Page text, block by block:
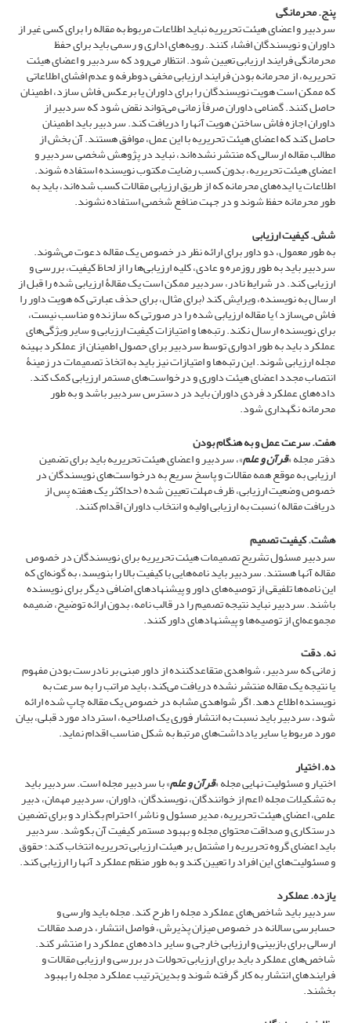
پنج. محرمانگی
سردبیر و اعضای هیئت تحریریه نباید اطلاعات مربوط به مقاله را برای کسی غیر از
داوران و نویسندگان افشاء کنند. رویه‌های اداری و رسمی باید برای حفظ
محرمانگی فرایند ارزیابی تعیین شود. انتظار می‌رود که سردبیر و اعضای هیئت
تحریریه، از محرمانه بودن فرایند ارزیابی مخفی دوطرفه و عدم افشای اطلاعاتی
که ممکن است هویت نویسندگان را برای داوران یا برعکس فاش سازد، اطمینان
حاصل کنند. گمنامی داوران صرفاً زمانی می‌تواند نقض شود که سردبیر از
داوران اجازه فاش ساختن هویت آنها را دریافت کند. سردبیر باید اطمینان
حاصل کند که اعضای هیئت تحریریه با این عمل، موافق هستند. آن بخش از
مطالب مقاله ارسالی که منتشر نشده‌اند، نباید در پژوهش شخصی سردبیر و
اعضای هیئت تحریریه، بدون کسب رضایت مکتوب نویسنده استفاده شوند.
اطلاعات یا ایده‌های محرمانه که از طریق ارزیابی مقالات کسب شده‌اند، باید به
طور محرمانه حفظ شوند و در جهت منافع شخصی استفاده نشوند.
شش. کیفیت ارزیابی
به طور معمول، دو داور برای ارائه نظر در خصوص یک مقاله دعوت می‌شوند.
سردبیر باید به طور روزمره و عادی، کلیه ارزیابی‌ها را از لحاظ کیفیت، بررسی و
ارزیابی کند. در شرایط نادر، سردبیر ممکن است یک مقالۀ ارزیابی شده را قبل از
ارسال به نویسنده، ویرایش کند (برای مثال، برای حذف عبارتی که هویت داور را
فاش می‌سازد) یا مقاله ارزیابی شده را در صورتی که سازنده و مناسب نیست،
برای نویسنده ارسال نکند. رتبه‌ها و امتیازات کیفیت ارزیابی و سایر ویژگی‌های
عملکرد باید به طور ادواری توسط سردبیر برای حصول اطمینان از عملکرد بهینه
مجله ارزیابی شوند. این رتبه‌ها و امتیازات نیز باید به اتخاذ تصمیمات در زمینۀ
انتصاب مجدد اعضای هیئت داوری و درخواست‌های مستمر ارزیابی کمک کند.
داده‌های عملکرد فردی داوران باید در دسترس سردبیر باشد و به طور
محرمانه نگهداری شود.
هفت. سرعت عمل و بههنگام بودن
دفتر مجله «قرآن و علم»، سردبیر و اعضای هیئت تحریریه باید برای تضمین
ارزیابی به موقع همه مقالات و پاسخ سریع به درخواست‌های نویسندگان در
خصوص وضعیت ارزیابی، ظرف مهلت تعیین شده (حداکثر یک هفته پس از
دریافت مقاله) نسبت به ارزیابی اولیه و انتخاب داوران اقدام کنند.
هشت. کیفیت تصمیم
سردبیر مسئول تشریح تصمیمات هیئت تحریریه برای نویسندگان در خصوص
مقاله آنها هستند. سردبیر باید نامه‌هایی با کیفیت بالا را بنویسد، به گونه‌ای که
این نامه‌ها تلفیقی از توصیه‌های داور و پیشنهادهای اضافی دیگر برای نویسنده
باشند. سردبیر نباید نتیجه تصمیم را در قالب نامه، بدون ارائه توضیح، ضمیمه
مجموعه‌ای از توصیه‌ها و پیشنهادهای داور کنند.
نه. دقت
زمانی که سردبیر، شواهدی متقاعدکننده از داور مبنی بر نادرست بودن مفهوم
یا نتیجه یک مقاله منتشر نشده دریافت می‌کند، باید مراتب را به سرعت به
نویسنده اطلاع دهد. اگر شواهدی مشابه در خصوص یک مقاله چاپ شده ارائه
شود، سردبیر باید نسبت به انتشار فوری یک اصلاحیه، استرداد مورد قبلی، بیان
مورد مربوط یا سایر یادداشت‌های مرتبط به شکل مناسب اقدام نماید.
ده. اختیار
اختیار و مسئولیت نهایی مجله «قرآن و علم» با سردبیر مجله است. سردبیر باید
به تشکیلات مجله (اعم از خوانندگان، نویسندگان، داوران، سردبیر مهمان، دبیر
علمی، اعضای هیئت تحریریه، مدیر مسئول و ناشر) احترام بگذارد و برای تضمین
درستکاری و صداقت محتوای مجله و بهبود مستمر کیفیت آن بکوشد. سردبیر
باید اعضای گروه تحریریه را مشتمل بر هیئت ارزیابی تحریریه انتخاب کند؛ حقوق
و مسئولیت‌های این افراد را تعیین کند و به طور منظم عملکرد آنها را ارزیابی کند.
یازده. عملکرد
سردبیر باید شاخص‌های عملکرد مجله را طرح کند. مجله باید وارسی و
حسابرسی سالانه در خصوص میزان پذیرش، فواصل انتشار، درصد مقالات
ارسالی برای بازبینی و ارزیابی خارجی و سایر داده‌های عملکرد را منتشر کند.
شاخص‌های عملکرد باید برای ارزیابی تحولات در بررسی و ارزیابی مقالات و
فرایندهای انتشار به کار گرفته شوند و بدین‌ترتیب عملکرد مجله را بهبود
بخشند.